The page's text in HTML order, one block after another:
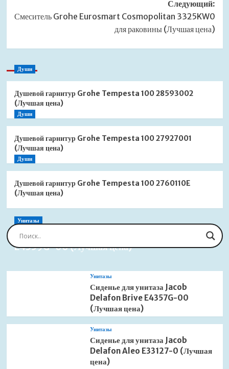
Следующий:
Смеситель Grohe Eurosmart Cosmopolitan 3325KW0
для раковины (Лучшая цена)
Души
Душевой гарнитур Grohe Tempesta 100 28593002
(Лучшая цена)
Души
Душевой гарнитур Grohe Tempesta 100 27927001
(Лучшая цена)
Души
Душевой гарнитур Grohe Tempesta 100 2760110E
(Лучшая цена)
Унитазы
Сиденье для унитаза Jacob Delafon Brive
E4359G-00 (Лучшая цена)
Унитазы
Сиденье для унитаза Jacob
Delafon Brive E4357G-00
(Лучшая цена)
Унитазы
Сиденье для унитаза Jacob
Delafon Aleo E33127-0 (Лучшая
цена)